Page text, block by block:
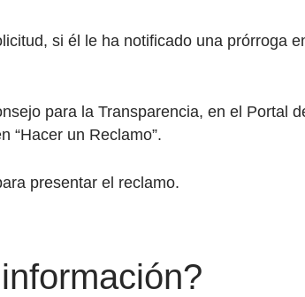
si él le ha notificado una prórroga
para la Transparencia, en el Portal
“Hacer un Reclamo”.
presentar el reclamo.